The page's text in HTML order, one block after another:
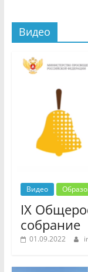
Видео
Видео
IX
собрание
01.09.2022